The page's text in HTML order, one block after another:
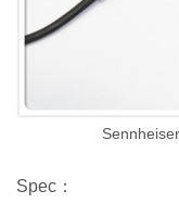
Spec：